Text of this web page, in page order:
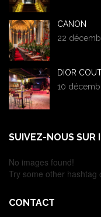
CANON
22
DIOR
10
SUIVEZ-NOUS SUR
No images found!
Try some other hashtag
CONTACT